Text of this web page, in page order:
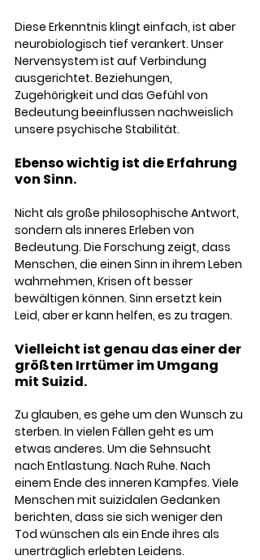
Diese Erkenntnis klingt einfach, ist aber
neurobiologisch tief verankert. Unser
Nervensystem ist auf Verbindung
ausgerichtet. Beziehungen,
Zugehörigkeit und das Gefühl von
Bedeutung beeinflussen nachweislich
unsere psychische Stabilität.
Ebenso wichtig ist die Erfahrung
von Sinn.
Nicht als große philosophische Antwort,
sondern als inneres Erleben von
Bedeutung. Die Forschung zeigt, dass
Menschen, die einen Sinn in ihrem Leben
wahrnehmen, Krisen oft besser
bewältigen können. Sinn ersetzt kein
Leid, aber er kann helfen, es zu tragen.
Vielleicht ist genau das einer der
größten Irrtümer im Umgang
mit Suizid.
Zu glauben, es gehe um den Wunsch zu
sterben. In vielen Fällen geht es um
etwas anderes. Um die Sehnsucht
nach Entlastung. Nach Ruhe. Nach
einem Ende des inneren Kampfes. Viele
Menschen mit suizidalen Gedanken
berichten, dass sie sich weniger den
Tod wünschen als ein Ende ihres als
unerträglich erlebten Leidens.